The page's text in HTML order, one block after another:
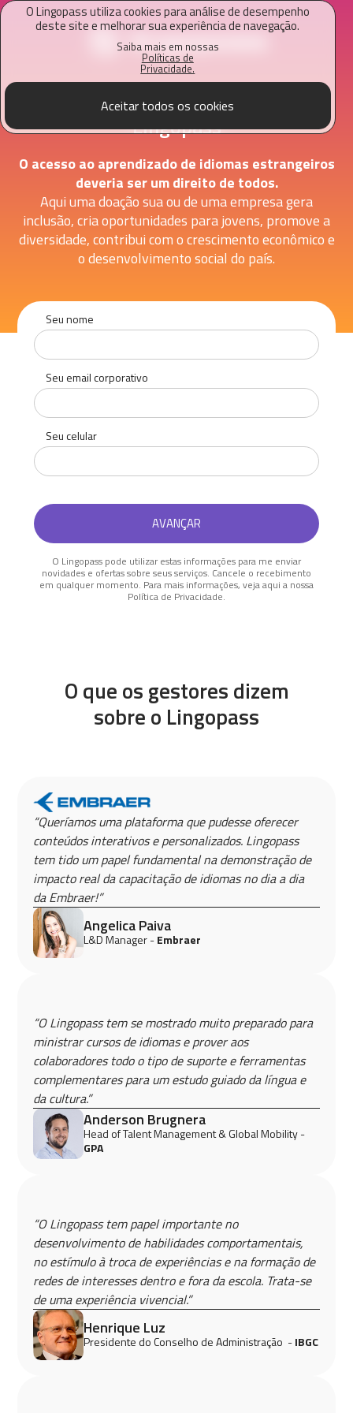
O Lingopass utiliza cookies para análise de desempenho
deste site e melhorar sua experiência de navegação.
Saiba mais em nossas
Políticas de
Privacidade.
Aceitar todos os cookies
Doe para um futuro talento
Lingopass
O acesso ao aprendizado de idiomas estrangeiros
deveria ser um direito de todos.
Aqui uma doação sua ou de uma empresa gera
inclusão, cria oportunidades para jovens, promove a
diversidade, contribui com o crescimento econômico e
o desenvolvimento social do país.
Seu nome
Seu email corporativo
Seu celular
O Lingopass pode utilizar estas informações para me enviar
novidades e ofertas sobre seus serviços. Cancele o recebimento
em qualquer momento. Para mais informações, veja aqui a nossa
Política de Privacidade.
O que os gestores dizem
sobre o Lingopass
“Queríamos uma plataforma que pudesse oferecer
conteúdos interativos e personalizados. Lingopass
tem tido um papel fundamental na demonstração de
impacto real da capacitação de idiomas no dia a dia
da Embraer!”
Angelica Paiva
L&D Manager -Embraer
“O Lingopass tem se mostrado muito preparado para
ministrar cursos de idiomas e prover aos
colaboradores todo o tipo de suporte e ferramentas
complementares para um estudo guiado da língua e
da cultura.”
Anderson Brugnera
Head of Talent Management & Global Mobility -
GPA
“O Lingopass tem papel importante no
desenvolvimento de habilidades comportamentais,
no estímulo à troca de experiências e na formação de
redes de interesses dentro e fora da escola. Trata-se
de uma experiência vivencial.”
Henrique Luz
Presidente do Conselho de Administração -IBGC